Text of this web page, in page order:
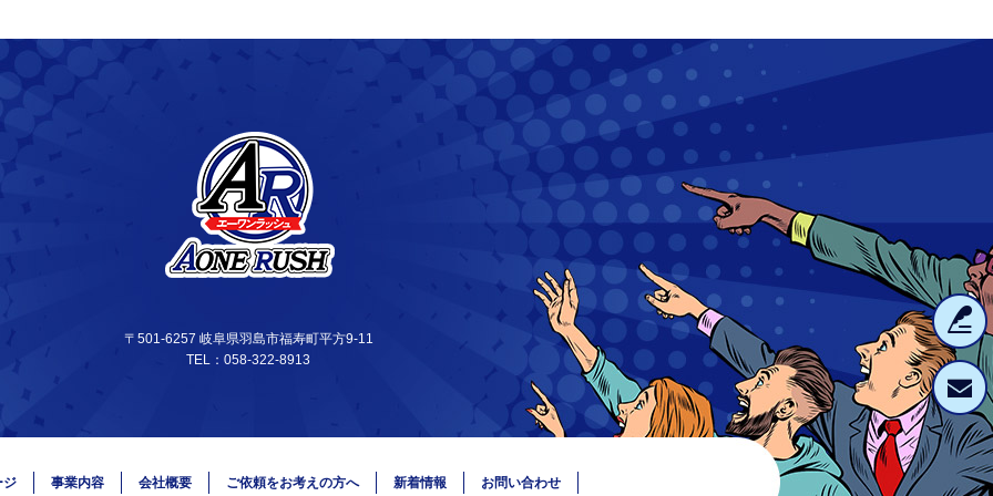
ジ 事業内容 会社概要 ご依頼をお考えの方へ 新着情報 お問い合わせ
〒501-6257 岐阜県羽島市福寿町平方9-11
TEL：058-322-8913